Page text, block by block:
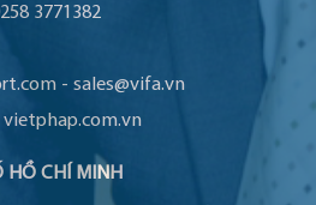
3771382
- sales@vifa.vn
vietphap.com.vn
HỒ CHÍ MINH